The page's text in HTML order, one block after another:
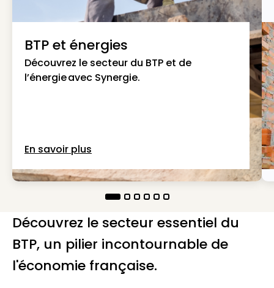
BTP et énergies
Découvrez le secteur du BTP et de
l’énergie avec Synergie.
En savoir plus
Découvrez le secteur essentiel du
BTP, un pilier incontournable de
l'économie française.